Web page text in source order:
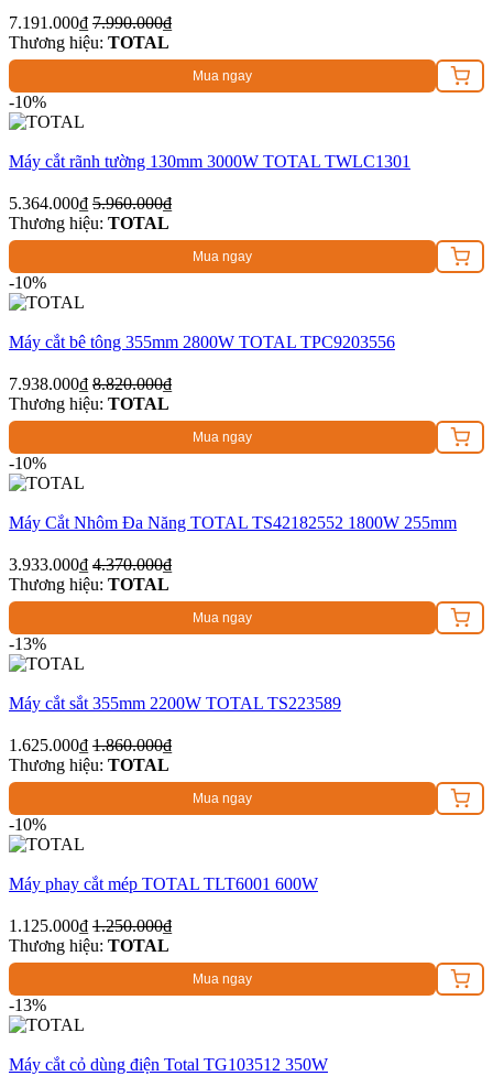
7.191.000₫ 7.990.000₫
Thương hiệu: TOTAL
Mua ngay
-10%
Máy cắt rãnh tường 130mm 3000W TOTAL TWLC1301
5.364.000₫ 5.960.000₫
Thương hiệu: TOTAL
Mua ngay
-10%
Máy cắt bê tông 355mm 2800W TOTAL TPC9203556
7.938.000₫ 8.820.000₫
Thương hiệu: TOTAL
Mua ngay
-10%
Máy Cắt Nhôm Đa Năng TOTAL TS42182552 1800W 255mm
3.933.000₫ 4.370.000₫
Thương hiệu: TOTAL
Mua ngay
-13%
Máy cắt sắt 355mm 2200W TOTAL TS223589
1.625.000₫ 1.860.000₫
Thương hiệu: TOTAL
Mua ngay
-10%
Máy phay cắt mép TOTAL TLT6001 600W
1.125.000₫ 1.250.000₫
Thương hiệu: TOTAL
Mua ngay
-13%
Máy cắt cỏ dùng điện Total TG103512 350W